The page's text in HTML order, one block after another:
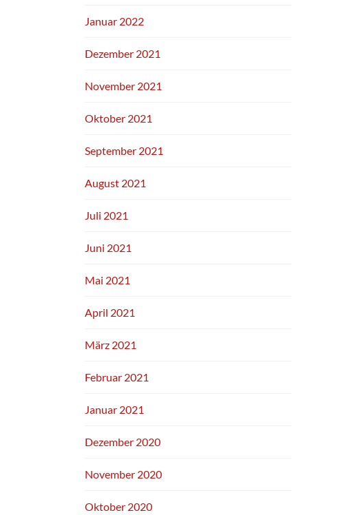
Januar 2022
Dezember 2021
November 2021
Oktober 2021
September 2021
August 2021
Juli 2021
Juni 2021
Mai 2021
April 2021
März 2021
Februar 2021
Januar 2021
Dezember 2020
November 2020
Oktober 2020